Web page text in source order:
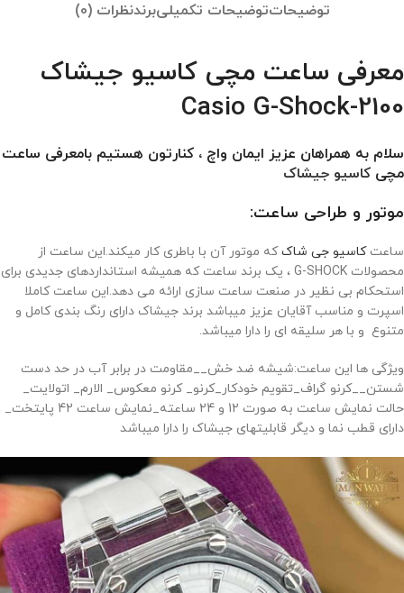
توضیحاتتوضیحات تکمیلیبرندنظرات (0)
معرفی ساعت مچی کاسیو جیشاک
Casio G-Shock-2100
سلام به همراهان عزیز ایمان واچ ، کنارتون هستیم بامعرفی ساعت
مچی کاسیو جیشاک
موتور و طراحی ساعت:
ساعتکاسیو جی شاککه موتور آن با باطری کار میکند.این ساعت از
محصولات G-SHOCK ، یک برند ساعت که همیشه استانداردهای جدیدی برای
استحکام بی نظیر در صنعت ساعت سازی ارائه می دهد.این ساعت کاملا
اسپرت و مناسب آقایان عزیز میباشد برند جیشاک دارای رنگ بندی کامل و
متنوع و با هر سلیقه ای را دارا میباشد.
ویژگی ها این ساعت:شیشه ضد خش__مقاومت در برابر آب در حد دست
شستن__کرنو گراف_تقویم خودکار_کرنو_ کرنو معکوس_ الارم_ اتولایت_
حالت نمایش ساعت به صورت 12 و 24 ساعته_نمایش ساعت 42 پایتخت_
دارای قطب نما و دیگر قابلیتهای جیشاک را دارا میباشد